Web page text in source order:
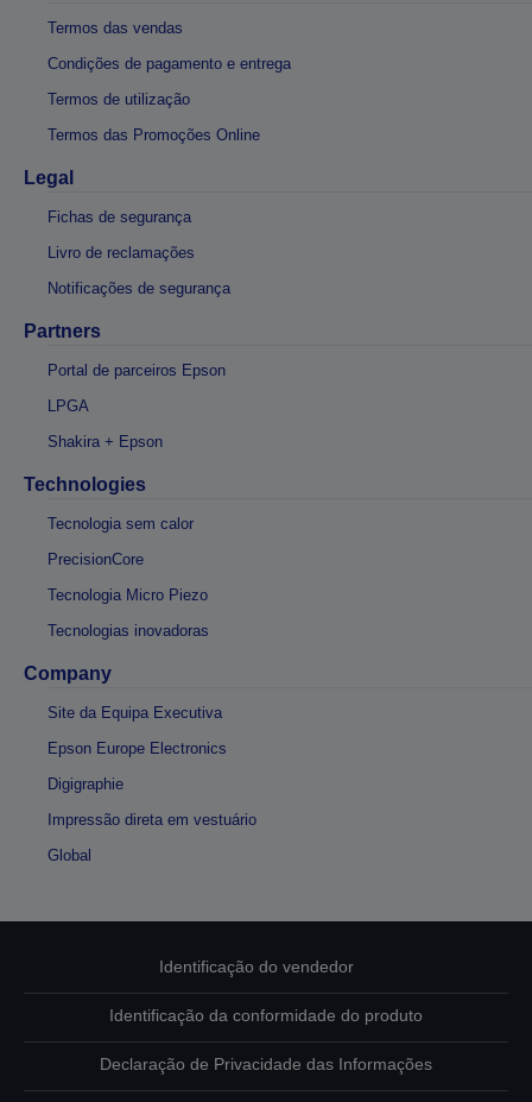
Termos das vendas
Condições de pagamento e entrega
Termos de utilização
Termos das Promoções Online
Legal
Fichas de segurança
Livro de reclamações
Notificações de segurança
Partners
Portal de parceiros Epson
LPGA
Shakira + Epson
Technologies
Tecnologia sem calor
PrecisionCore
Tecnologia Micro Piezo
Tecnologias inovadoras
Company
Site da Equipa Executiva
Epson Europe Electronics
Digigraphie
Impressão direta em vestuário
Global
Identificação do vendedor
Identificação da conformidade do produto
Declaração de Privacidade das Informações